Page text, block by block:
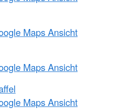
Maps Ansicht
Maps Ansicht
Maps Ansicht